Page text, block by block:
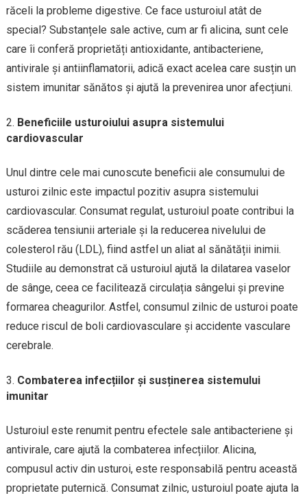
răceli la probleme digestive. Ce face usturoiul atât de
special? Substanțele sale active, cum ar fi alicina, sunt cele
care îi conferă proprietăți antioxidante, antibacteriene,
antivirale și antiinflamatorii, adică exact acelea care susțin un
sistem imunitar sănătos și ajută la prevenirea unor afecțiuni.
Beneficiile usturoiului asupra sistemului
cardiovascular
Unul dintre cele mai cunoscute beneficii ale consumului de
usturoi zilnic este impactul pozitiv asupra sistemului
cardiovascular. Consumat regulat, usturoiul poate contribui la
scăderea tensiunii arteriale și la reducerea nivelului de
colesterol rău (LDL), fiind astfel un aliat al sănătății inimii.
Studiile au demonstrat că usturoiul ajută la dilatarea vaselor
de sânge, ceea ce facilitează circulația sângelui și previne
formarea cheagurilor. Astfel, consumul zilnic de usturoi poate
reduce riscul de boli cardiovasculare și accidente vasculare
cerebrale.
Combaterea infecțiilor și susținerea sistemului
imunitar
Usturoiul este renumit pentru efectele sale antibacteriene și
antivirale, care ajută la combaterea infecțiilor. Alicina,
compusul activ din usturoi, este responsabilă pentru această
proprietate puternică. Consumat zilnic, usturoiul poate ajuta la